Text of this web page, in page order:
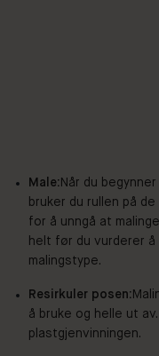
Male: Når du
bruker du rullen på
for å unngå at
helt før du vurderer å
malingstype.
Resirkuler posen:
å bruke og helle ut
plastgjenvinningen.